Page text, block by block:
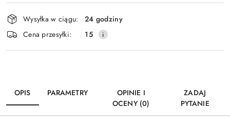
Wyślij
Dostępność
i
dostawa
Wysyłka w ciągu:
24 godziny
Cena przesyłki:
15
OPIS PARAMETRY
OPINIE I
OCENY (0)
ZADAJ
PYTANIE